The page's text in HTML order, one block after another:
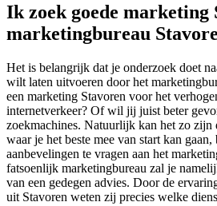
Ik zoek goede marketing
marketingbureau
Het is belangrijk dat je onderzoek doet
wilt laten uitvoeren door het
een marketing Stavoren voor het
internetverkeer? Of wil jij juist beter
zoekmachines. Natuurlijk kan het zo zijn
waar je het beste mee van start kan
aanbevelingen te vragen aan het
fatsoenlijk marketingbureau zal je
van een gedegen advies. Door de
uit Stavoren weten zij precies welke